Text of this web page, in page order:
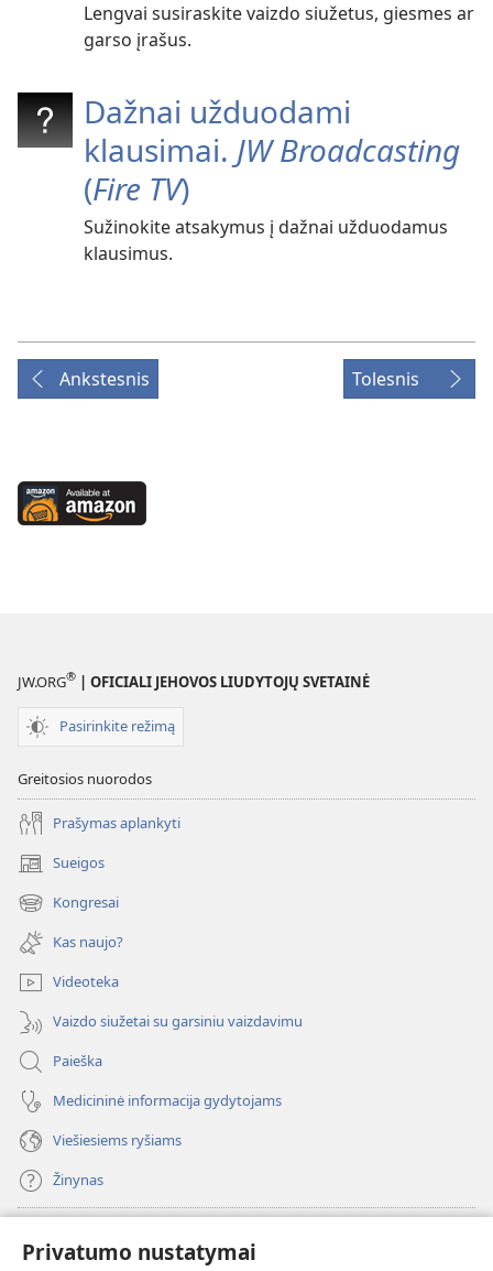
Privatumo nustatymai
Lengvai susiraskite vaizdo siužetus, giesmes ar
garso įrašus.
Dažnai užduodami
klausimai. JW Broadcasting
(Fire TV)
Sužinokite atsakymus į dažnai užduodamus
klausimus.
Ankstesnis Tolesnis
Available
at
JW.ORG® | OFICIALI JEHOVOS LIUDYTOJŲ SVETAINĖ
Pasirinkite režimą
Greitosios nuorodos
Prašymas aplankyti
Sueigos
(atsiveria
naujas
langas)
Kongresai
(atsiveria
naujas
langas)
Kas naujo?
Videoteka
Vaizdo siužetai su garsiniu vaizdavimu
Paieška
Medicininė informacija gydytojams
Viešiesiems ryšiams
Žinynas
(atsiveria
naujas